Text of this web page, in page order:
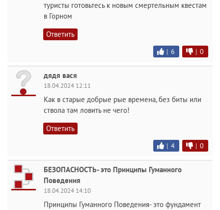
туристы готовьтесь к новым смертельным квестам
в Горном
Ответить
| 6 | 0
дядя вася
18.04.2024 12:11
Как в старые добрые рые времена, без биты или
ствола там ловить не чего!
Ответить
| 4 | 0
БЕЗОПАСНОСТЬ- это Принципы Гуманного
Поведения
18.04.2024 14:10
Принципы Гуманного Поведения- это фундамент